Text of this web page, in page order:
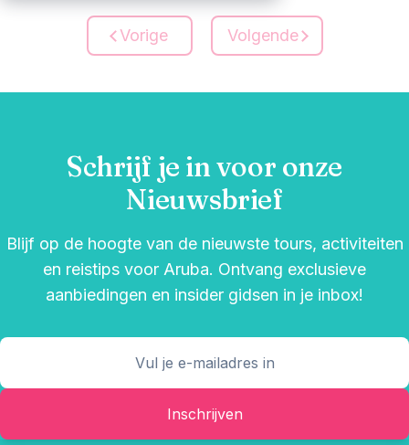
Vorige Volgende
Schrijf je in voor onze
Nieuwsbrief
Blijf op de hoogte van de nieuwste tours, activiteiten
en reistips voor Aruba. Ontvang exclusieve
aanbiedingen en insider gidsen in je inbox!
Inschrijven